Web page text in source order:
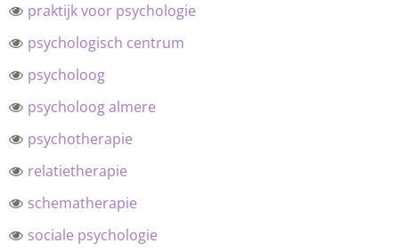
praktijk voor psychologie
psychologisch centrum
psycholoog
psycholoog almere
psychotherapie
relatietherapie
schematherapie
sociale psychologie